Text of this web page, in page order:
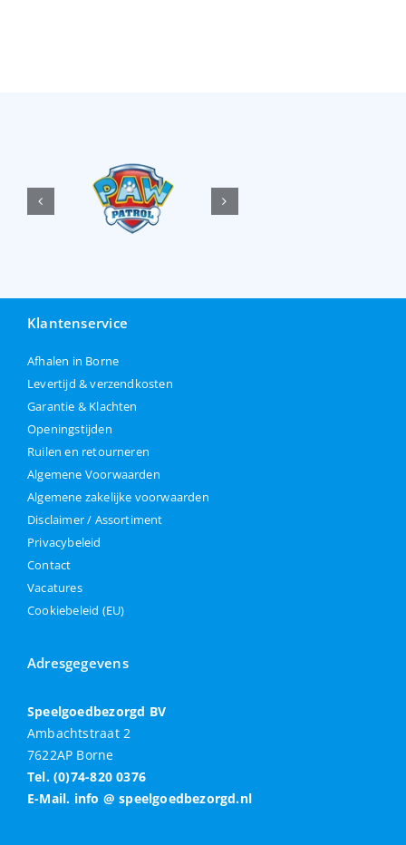
Klantenservice
Afhalen in Borne
Levertijd & verzendkosten
Garantie & Klachten
Openingstijden
Ruilen en retourneren
Algemene Voorwaarden
Algemene zakelijke voorwaarden
Disclaimer / Assortiment
Privacybeleid
Contact
Vacatures
Cookiebeleid (EU)
Adresgegevens
Speelgoedbezorgd BV
Ambachtstraat 2
7622AP Borne
Tel. (0)74-820 0376
E-Mail. info @ speelgoedbezorgd.nl